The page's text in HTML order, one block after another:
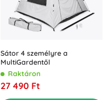
Sátor 4 személyre a
MultiGardentől
Raktáron
27 490 Ft